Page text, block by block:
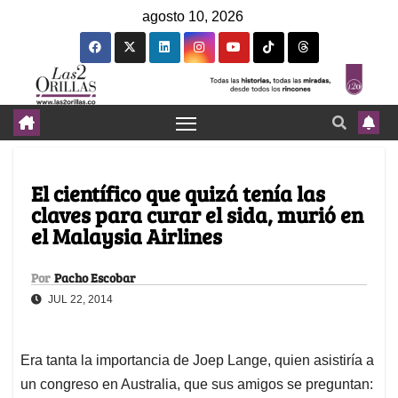
agosto 10, 2026
El científico que quizá tenía las
claves para curar el sida, murió en
el Malaysia Airlines
Por Pacho Escobar
JUL 22, 2014
Era tanta la importancia de Joep Lange, quien asistiría a
un congreso en Australia, que sus amigos se preguntan: